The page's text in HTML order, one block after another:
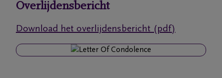
Ons
Veelgestelde
vragen
Overlijdensbericht
Download het overlijdensbericht (pdf)